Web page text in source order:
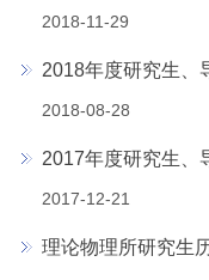
2018-11-29
2018年度研究生、
2018-08-28
2017年度研究生、
2017-12-21
理论物理所研究生